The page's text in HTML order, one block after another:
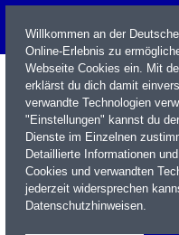
Name / WKN / ISIN / Kürzel
Willkommen an der
Online-Erlebnis zu
Webseite Cookies ein. Mit
erklärst du dich damit
verwandte Technologien
"Einstellungen" kannst du
Dienste im Einzelnen
Detaillierte Informationen
Cookies und verwandten
jederzeit widersprechen
Datenschutzhinweisen.